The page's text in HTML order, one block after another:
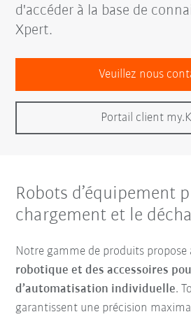
d'accéder à la base de
Xpert.
Veuillez nous
Portail client
Robots d’équipement
chargement et le
Notre gamme de produits
robotique et des accessoires
d’automatisation individuelle.
garantissent une précision